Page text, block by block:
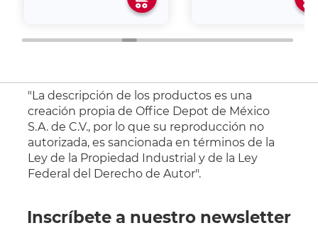
"La descripción de los productos es una
creación propia de Office Depot de México
S.A. de C.V., por lo que su reproducción no
autorizada, es sancionada en términos de la
Ley de la Propiedad Industrial y de la Ley
Federal del Derecho de Autor".
Inscríbete a nuestro newsletter